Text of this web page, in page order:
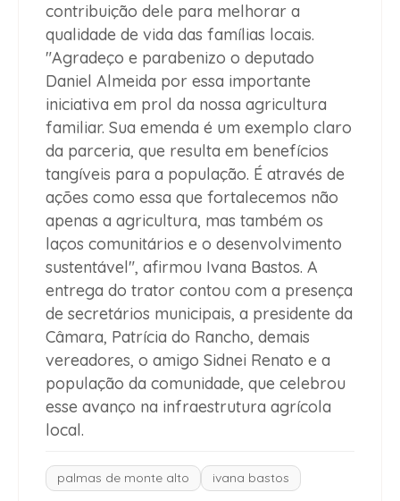
contribuição dele para melhorar a
qualidade de vida das famílias locais.
"Agradeço e parabenizo o deputado
Daniel Almeida por essa importante
iniciativa em prol da nossa agricultura
familiar. Sua emenda é um exemplo claro
da parceria, que resulta em benefícios
tangíveis para a população. É através de
ações como essa que fortalecemos não
apenas a agricultura, mas também os
laços comunitários e o desenvolvimento
sustentável", afirmou Ivana Bastos. A
entrega do trator contou com a presença
de secretários municipais, a presidente da
Câmara, Patrícia do Rancho, demais
vereadores, o amigo Sidnei Renato e a
população da comunidade, que celebrou
esse avanço na infraestrutura agrícola
local.
palmas de monte alto ivana bastos